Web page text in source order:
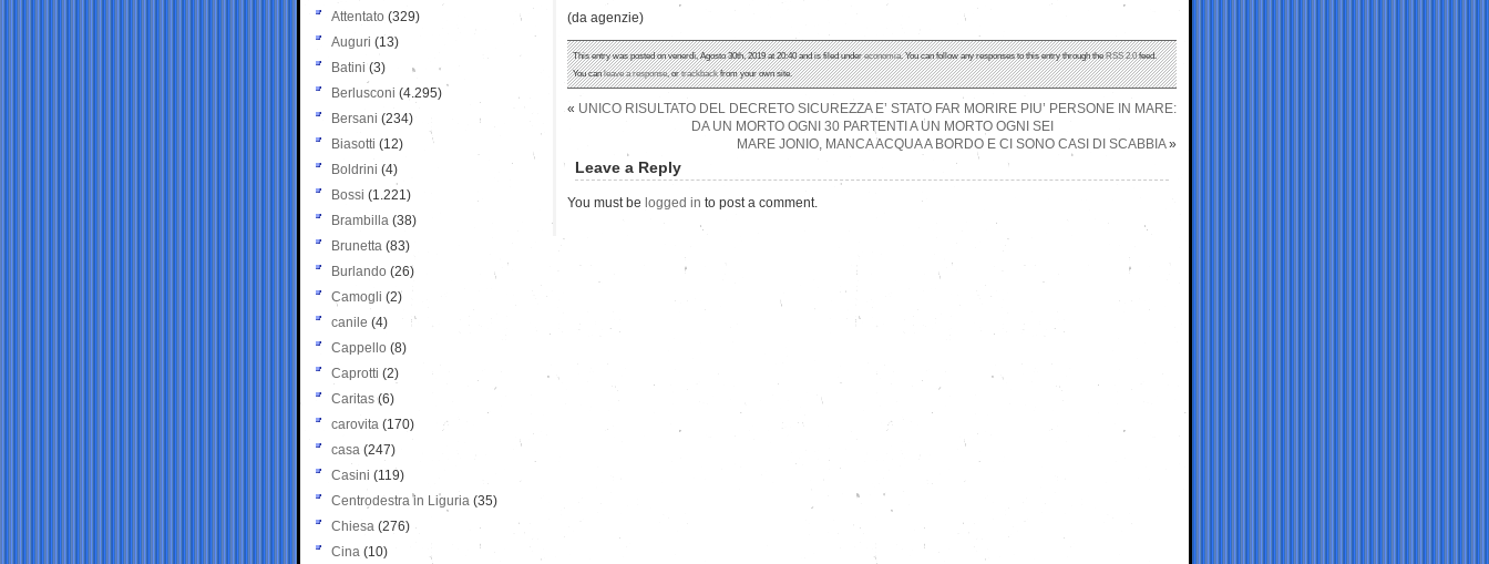
(da agenzie)
This entry was posted on venerdì, Agosto 30th, 2019 at 20:40 and is filed undereconomia. You can follow any responses to this entry through theRSS 2.0feed.
You canleave a response, ortrackbackfrom your own site.
« UNICO RISULTATO DEL DECRETO SICUREZZA E’ STATO FAR MORIRE PIU’ PERSONE IN MARE:
DA UN MORTO OGNI 30 PARTENTI A UN MORTO OGNI SEI
MARE JONIO, MANCA ACQUA A BORDO E CI SONO CASI DI SCABBIA»
Leave a Reply
You must be logged in to post a comment.
Attentato (329)
Auguri (13)
Batini (3)
Berlusconi (4.295)
Bersani (234)
Biasotti (12)
Boldrini (4)
Bossi (1.221)
Brambilla (38)
Brunetta (83)
Burlando (26)
Camogli (2)
canile (4)
Cappello (8)
Caprotti (2)
Caritas (6)
carovita (170)
casa (247)
Casini (119)
Centrodestra in Liguria (35)
Chiesa (276)
Cina (10)